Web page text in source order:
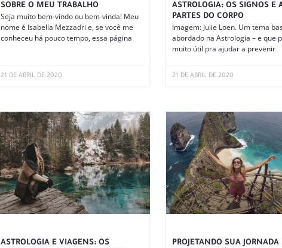
SOBRE O MEU TRABALHO
Seja muito bem-vindo ou bem-vinda! Meu
nome é Isabella Mezzadri e, se você me
conheceu há pouco tempo, essa página
21 DE ABRIL DE 2020
ASTROLOGIA: OS SIGNOS E
PARTES DO CORPO
Imagem: Julie Loen. Um tema
abordado na Astrologia – e que
muito útil pra ajudar a prevenir
21 DE ABRIL DE 2020
ASTROLOGIA E VIAGENS: OS
PROJETANDO SUA JORNADA